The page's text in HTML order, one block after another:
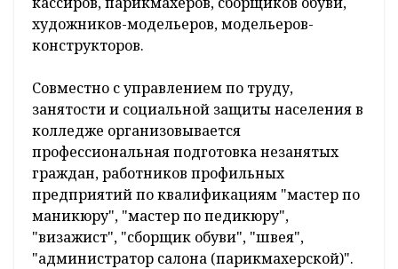
художников-модельеров, модельеров-
конструкторов.
Совместно с управлением по труду,
занятости и социальной защиты населения в
колледже организовывается
профессиональная подготовка незанятых
граждан, работников профильных
предприятий по квалификациям "мастер по
маникюру", "мастер по педикюру",
"визажист", "сборщик обуви", "швея",
"администратор салона (парикмахерской)".